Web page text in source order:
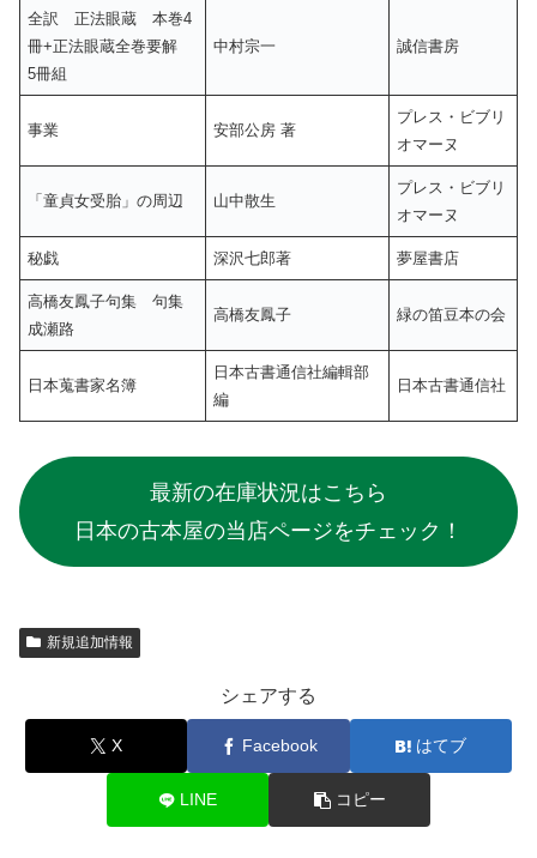
全訳 正法眼蔵 本巻4
冊+正法眼蔵全巻要解
5冊組
中村宗一 誠信書房
事業 安部公房 著
プレス・ビブリ
オマーヌ
「童貞女受胎」の周辺 山中散生
プレス・ビブリ
オマーヌ
秘戯 深沢七郎著 夢屋書店
高橋友鳳子句集 句集
成瀬路
高橋友鳳子 緑の笛豆本の会
日本蒐書家名簿
日本古書通信社編輯部
編
日本古書通信社
最新の在庫状況はこちら
日本の古本屋の当店ページをチェック！
新規追加情報
シェアする
X Facebook はてブ
LINE コピー